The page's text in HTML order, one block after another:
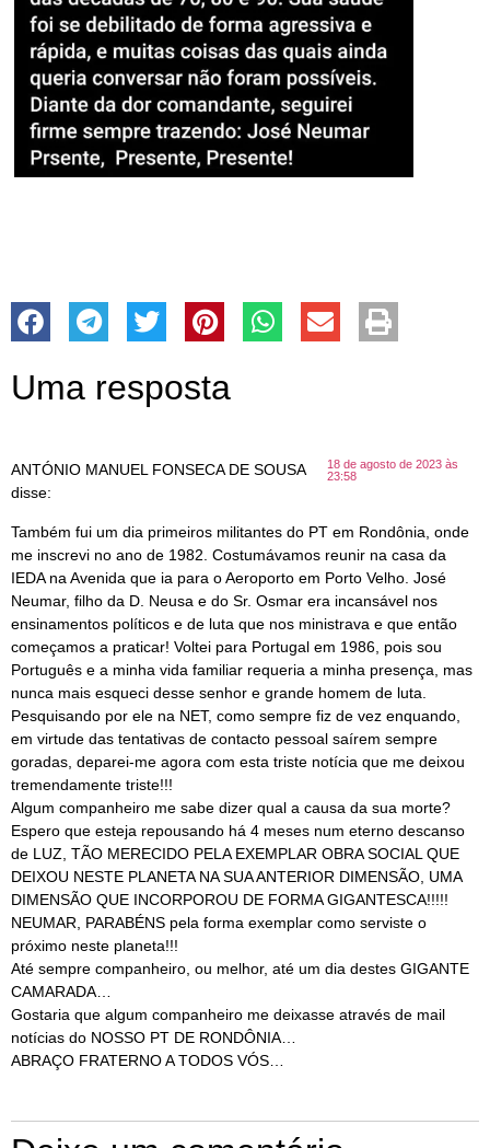
Uma resposta
ANTÓNIO MANUEL FONSECA DE SOUSA
disse:
18 de agosto de 2023 às
23:58
Também fui um dia primeiros militantes do PT em Rondônia, onde
me inscrevi no ano de 1982. Costumávamos reunir na casa da
IEDA na Avenida que ia para o Aeroporto em Porto Velho. José
Neumar, filho da D. Neusa e do Sr. Osmar era incansável nos
ensinamentos políticos e de luta que nos ministrava e que então
começamos a praticar! Voltei para Portugal em 1986, pois sou
Português e a minha vida familiar requeria a minha presença, mas
nunca mais esqueci desse senhor e grande homem de luta.
Pesquisando por ele na NET, como sempre fiz de vez enquando,
em virtude das tentativas de contacto pessoal saírem sempre
goradas, deparei-me agora com esta triste notícia que me deixou
tremendamente triste!!!
Algum companheiro me sabe dizer qual a causa da sua morte?
Espero que esteja repousando há 4 meses num eterno descanso
de LUZ, TÃO MERECIDO PELA EXEMPLAR OBRA SOCIAL QUE
DEIXOU NESTE PLANETA NA SUA ANTERIOR DIMENSÃO, UMA
DIMENSÃO QUE INCORPOROU DE FORMA GIGANTESCA!!!!!
NEUMAR, PARABÉNS pela forma exemplar como serviste o
próximo neste planeta!!!
Até sempre companheiro, ou melhor, até um dia destes GIGANTE
CAMARADA…
Gostaria que algum companheiro me deixasse através de mail
notícias do NOSSO PT DE RONDÔNIA…
ABRAÇO FRATERNO A TODOS VÓS…